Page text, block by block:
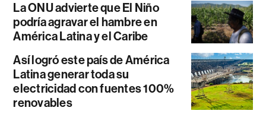
La ONU advierte que El Niño
podría agravar el hambre en
América Latina y el Caribe
Así logró este país de América
Latina generar toda su
electricidad con fuentes 100%
renovables